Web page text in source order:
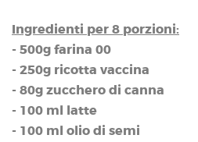
Ingredienti per 8 porzioni:
- 500g farina 00
- 250g ricotta vaccina
- 80g zucchero di canna
- 100 ml latte
- 100 ml olio di semi